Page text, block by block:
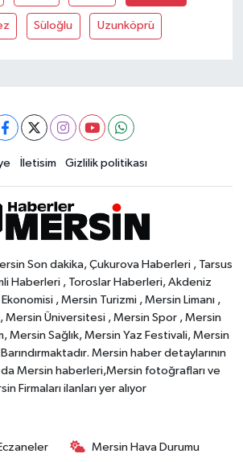
Süloğlu Uzunköprü
İletisim Gizlilik politikası
Son dakika, Çukurova Haberleri , Tarsus
Haberleri , Toroslar Haberleri, Akdeniz
, Mersin Turizmi , Mersin Limanı ,
Mersin Üniversitesi , Mersin Spor , Mersin
Mersin Sağlık, Mersin Yaz Festivali, Mersin
Mersin haber detaylarının
Mersin haberleri,Mersin fotoğrafları ve
Firmaları ilanları yer alıyor
Mersin Hava Durumu